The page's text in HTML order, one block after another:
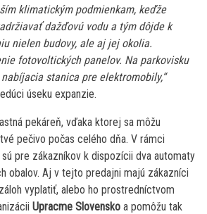
klimatickým podmienkam, keďže
dažďovú vodu a tým dôjde k
nielen budovy, ale aj jej okolia.
fotovoltických panelov. Na parkovisku
stanica pre elektromobily,“
úseku expanzie.
pekáreň, vďaka ktorej sa môžu
pečivo počas celého dňa. V rámci
pre zákazníkov k dispozícii dva automaty
obalov. Aj v tejto predajni majú zákazníci
vyplatiť, alebo ho prostredníctvom
Upracme Slovensko a pomôžu tak